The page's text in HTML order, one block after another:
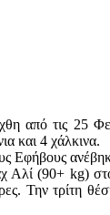
από τις 25
και 4 χάλκινα.
Εφήβους
Αλί (90+ kg)
Την τρίτη